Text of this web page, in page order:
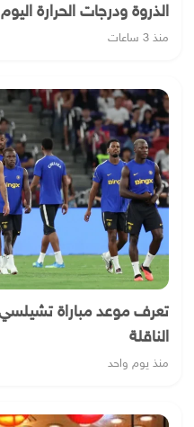
الذروة ودرجات الحرارة
منذ 3 ساعات
تعرف موعد مباراة تشيلسي
الناقلة
منذ يوم واحد